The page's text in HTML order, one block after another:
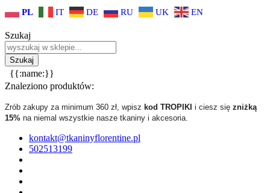
PL IT DE RU UK EN
Szukaj
{{:name:}}
Znaleziono produktów:
Zrób zakupy za minimum 360 zł, wpisz kod TROPIKI i ciesz się zniżką
15% na niemal wszystkie nasze tkaniny i akcesoria.
kontakt@tkaninyflorentine.pl
502513199